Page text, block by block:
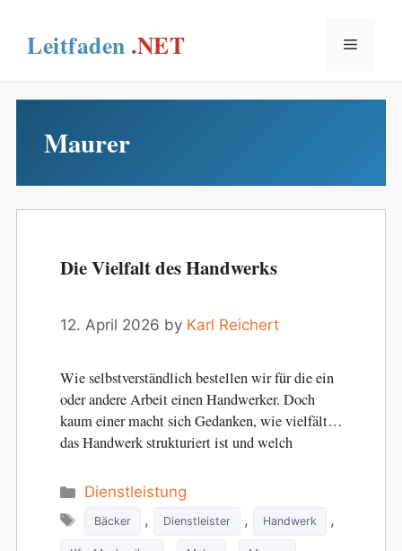
content
Menu
Maurer
Die Vielfalt des Handwerks
12. April 2026 by Karl Reichert
Wie selbstverständlich bestellen wir für die ein
oder andere Arbeit einen Handwerker. Doch
kaum einer macht sich Gedanken, wie vielfältig
das Handwerk strukturiert ist und welch
Categories
Dienstleistung
Tags
Bäcker , Dienstleister , Handwerk ,